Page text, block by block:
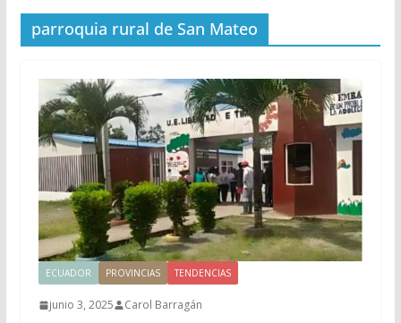
parroquia rural de San Mateo
ECUADOR PROVINCIAS TENDENCIAS
junio 3, 2025 Carol Barragán